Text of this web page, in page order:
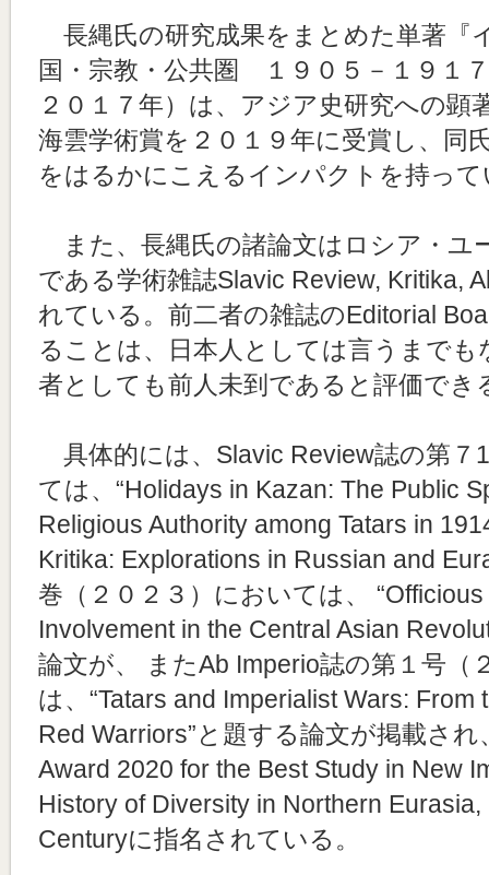
長縄氏の研究成果をまとめた単著『
国・宗教・公共圏 １９０５－１９１
２０１７年）は、アジア史研究への顕
海雲学術賞を２０１９年に受賞し、同
をはるかにこえるインパクトを持っ
また、長縄氏の諸論文はロシア・ユ
である学術雑誌Slavic Review, Kritika,
れている。前二者の雑誌のEditorial
ることは、日本人としては言うまで
者としても前人未到であると評価でき
具体的には、Slavic Review誌の第７
ては、“Holidays in Kazan: The Public
Religious Authority among Tatars in
Kritika: Explorations in Russian and
巻（２０２３）においては、 “Officious
Involvement in the Central Asian
論文が、 またAb Imperio誌の第１号（
は、“Tatars and Imperialist Wars: From
Red Warriors”と題する論文が掲載さ
Award 2020 for the Best Study in New
History of Diversity in Northern
Centuryに指名されている。